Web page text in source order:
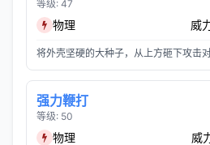
等级: 47
物理 威
将外壳坚硬的大种子，从上方砸下攻击对
强力鞭打
等级: 50
物理 威